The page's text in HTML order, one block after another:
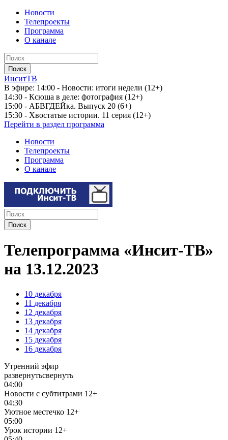
Новости
Телепроекты
Программа
О канале
ИнситТВ
В эфире: 14:00 - Новости: итоги недели (12+)
14:30 - Ксюша в деле: фотография (12+)
15:00 - АБВГДЕЙка. Выпуск 20 (6+)
15:30 - Хвостатые истории. 11 серия (12+)
Перейти в раздел программа
Новости
Телепроекты
Программа
О канале
Телепрограмма «Инсит-ТВ»
на 13.12.2023
10 декабря
11 декабря
12 декабря
13 декабря
14 декабря
15 декабря
16 декабря
Утренний эфир
развернутьсвернуть
04:00
Новости с субтитрами 12+
04:30
Уютное местечко 12+
05:00
Урок истории 12+